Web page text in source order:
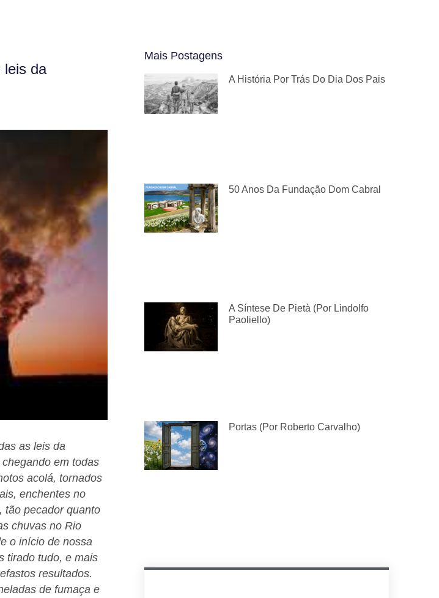
leis da
as leis da
em todas
acolá, tornados
enchentes no
tão pecador quanto
chuvas no Rio
o início de nossa
tirado tudo, e mais
resultados.
de fumaça e
Mais Postagens
A História Por Trás Do Dia Dos Pais
50 Anos Da Fundação Dom Cabral
A Síntese De Pietà (por Lindolfo
Paoliello)
Portas (por Roberto Carvalho)